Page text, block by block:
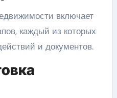
включает
каждый из которых
и документов.